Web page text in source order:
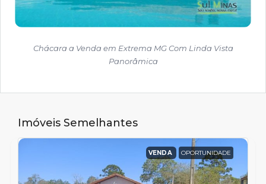
Chácara a Venda em Extrema MG Com Linda Vista
Panorâmica
Imóveis Semelhantes
VENDA OPORTUNIDADE